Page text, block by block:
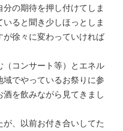
の期待を押し付けてしま
ると聞き少しほっとしま
が徐々に変わっていければ
コンサート等）とエネル
でやっているお祭りに参
を飲みながら見てきまし
、以前お付き合いしてた